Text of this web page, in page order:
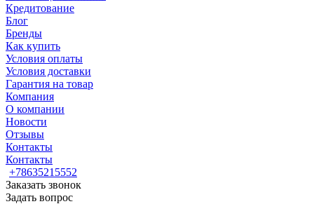
Кредитование
Блог
Бренды
Как купить
Условия оплаты
Условия доставки
Гарантия на товар
Компания
О компании
Новости
Отзывы
Контакты
Контакты
+78635215552
Заказать звонок
Задать вопрос